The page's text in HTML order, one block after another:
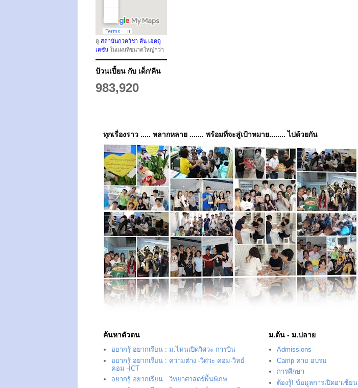
ดู สถาบันกวดวิชา คีน เอดดู
เคชั่น ในแผนที่ขนาดใหญ่กว่า
ป้วนเปี้ยน กับ เด็ก'คีน
983,920
ทุกเรื่องราว ..... หลากหลาย ....... พร้อมที่จะสู่เป้าหมาย........ ไปด้วยกัน
ค้นหาตัวตน
อยากรุ้ อยากเรียน : ม.ไหนเปิดวิศวะ การบิน
อยากรู้ อยากเรียน : ความต่าง -วิศวะ คอม-วิทย์
คอม -ICT
อยากรู้ อยากเรียน : วิทยาศาสตร์พื้นพิภพ
ม.ต้น - ม.ปลาย
Admissions
Camp ค่าย อบรม
การศึกษา
ต้องรู้! ข้อมูลการเปิดอาเซียน